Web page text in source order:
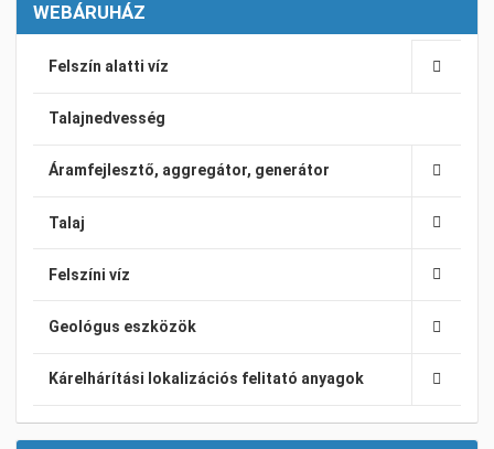
WEBÁRUHÁZ
Felszín alatti víz
Talajnedvesség
Áramfejlesztő, aggregátor, generátor
Talaj
Felszíni víz
Geológus eszközök
Kárelhárítási lokalizációs felitató anyagok